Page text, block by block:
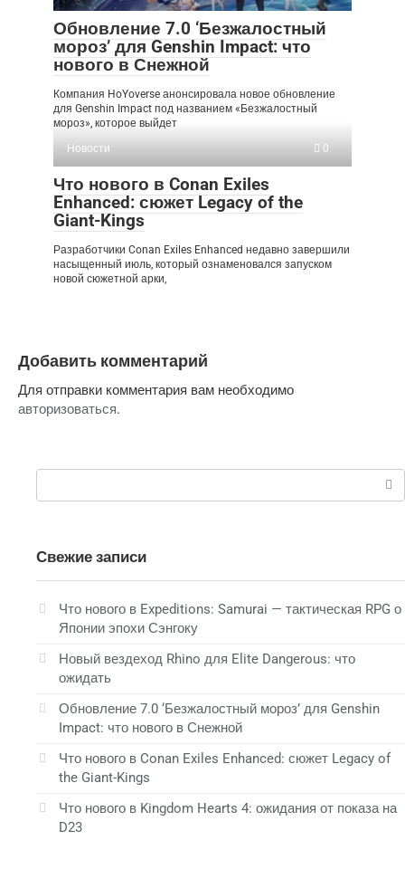
Обновление 7.0 ‘Безжалостный
мороз’ для Genshin Impact: что
нового в Снежной
Компания HoYoverse анонсировала новое обновление
для Genshin Impact под названием «Безжалостный
мороз», которое выйдет
Новости
0
Что нового в Conan Exiles
Enhanced: сюжет Legacy of the
Giant-Kings
Разработчики Conan Exiles Enhanced недавно завершили
насыщенный июль, который ознаменовался запуском
новой сюжетной арки,
Добавить комментарий
Для отправки комментария вам необходимо
авторизоваться.
Поиск:
Свежие записи
Что нового в Expeditions: Samurai — тактическая RPG о
Японии эпохи Сэнгоку
Новый вездеход Rhino для Elite Dangerous: что
ожидать
Обновление 7.0 ‘Безжалостный мороз’ для Genshin
Impact: что нового в Снежной
Что нового в Conan Exiles Enhanced: сюжет Legacy of
the Giant-Kings
Что нового в Kingdom Hearts 4: ожидания от показа на
D23